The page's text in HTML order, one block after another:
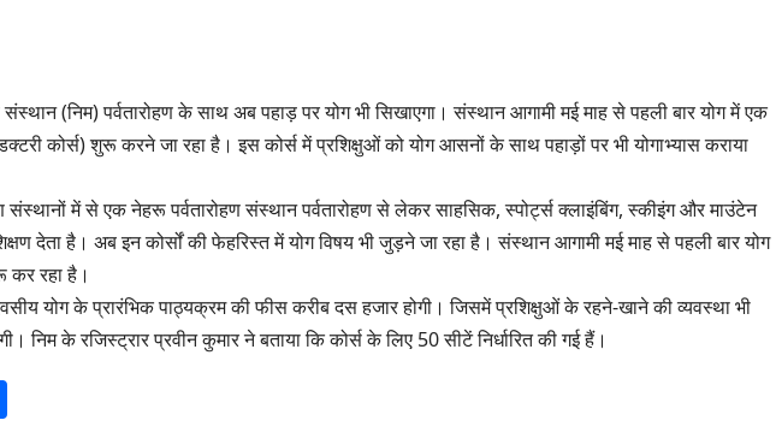
(निम) पर्वतारोहण के साथ अब पहाड़ पर योग भी सिखाएगा। संस्थान आगामी मई माह से पहली बार योग में एक
कोर्स) शुरू करने जा रहा है। इस कोर्स में प्रशिक्षुओं को योग आसनों के साथ पहाड़ों पर भी योगाभ्यास कराया
संस्थानों में से एक नेहरू पर्वतारोहण संस्थान पर्वतारोहण से लेकर साहसिक, स्पोर्ट्स क्लाइंबिंग, स्कीइंग और माउंटेन
देता है। अब इन कोर्सों की फेहरिस्त में योग विषय भी जुड़ने जा रहा है। संस्थान आगामी मई माह से पहली बार योग
कर रहा है।
योग के प्रारंभिक पाठ्यक्रम की फीस करीब दस हजार होगी। जिसमें प्रशिक्षुओं के रहने-खाने की व्यवस्था भी
निम के रजिस्ट्रार प्रवीन कुमार ने बताया कि कोर्स के लिए 50 सीटें निर्धारित की गई हैं।